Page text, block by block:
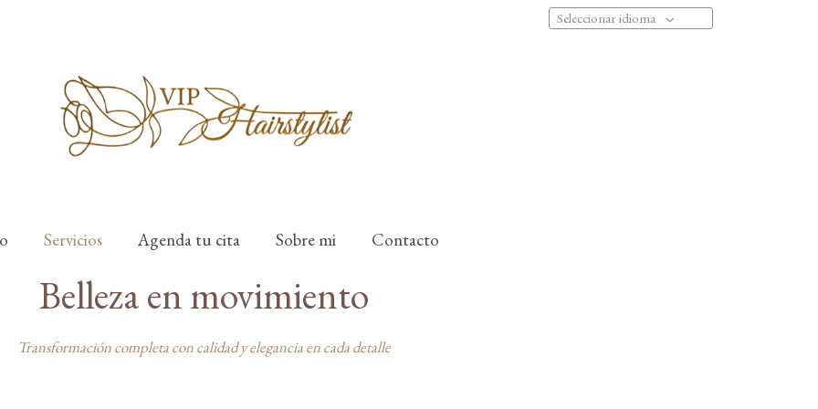
Seleccionar idioma
Servicios Agenda tu cita Sobre mi Contacto
Belleza en movimiento
Transformación completa con calidad y elegancia en cada detalle